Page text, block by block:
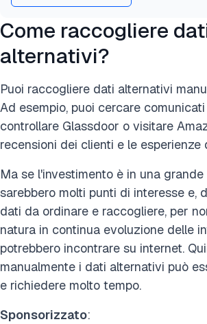
Come raccogliere
alternativi?
Puoi raccogliere dati alternativi
Ad esempio, puoi cercare
controllare Glassdoor o visitare
recensioni dei clienti e le esperienze
Ma se l'investimento è in una
sarebbero molti punti di interesse e,
dati da ordinare e raccogliere, per
natura in continua evoluzione delle
potrebbero incontrare su internet.
manualmente i dati alternativi può
e richiedere molto tempo.
Sponsorizzato: